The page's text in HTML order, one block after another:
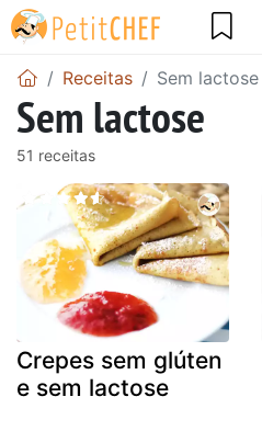
Receitas Sem lactose
Sem lactose
51 receitas
Crepes sem glúten
e sem lactose